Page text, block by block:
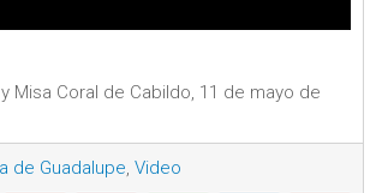
Misa Coral de Cabildo, 11 de mayo de
de Guadalupe, Video